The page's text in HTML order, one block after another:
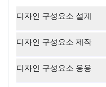
디자인 구성요소 설계
디자인 구성요소 제작
디자인 구성요소 응용